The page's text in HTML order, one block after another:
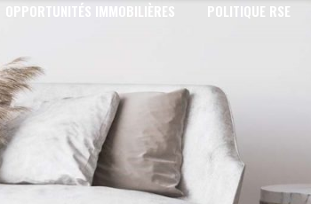
OPPORTUNITÉS IMMOBILIÈRES POLITIQUE RSE